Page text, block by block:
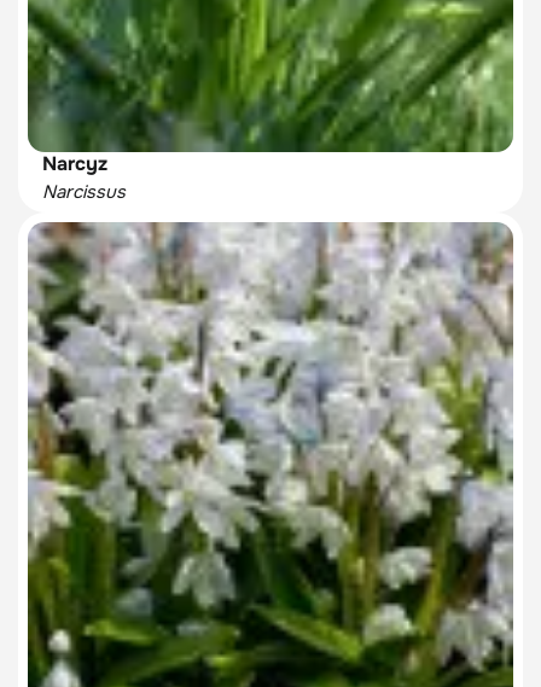
Narcyz
Narcissus